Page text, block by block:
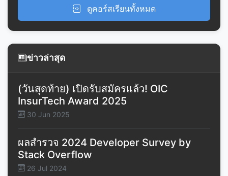
ดูคอร์สเรียนทั้งหมด
ข่าวล่าสุด
(วันสุดท้าย) เปิดรับสมัครแล้ว! OIC
InsurTech Award 2025
30 Jun 2025
ผลสำรวจ 2024 Developer Survey by
Stack Overflow
26 Jul 2024